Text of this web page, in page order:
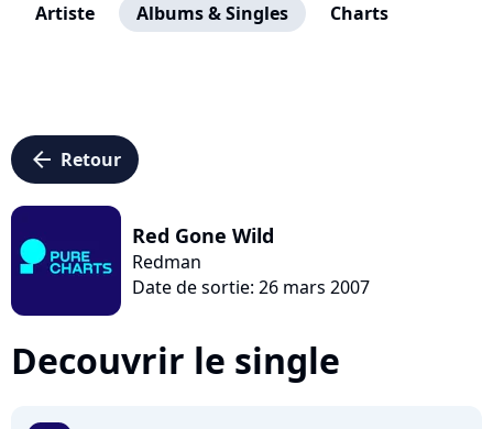
Artiste Albums & Singles Charts
arrow_left Retour
Red Gone Wild
Redman
Date de sortie: 26 mars 2007
Decouvrir le single